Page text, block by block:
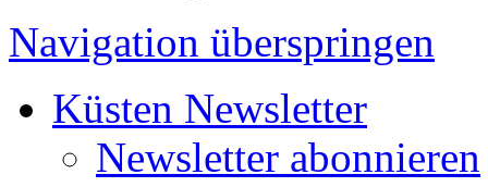
Navigation überspringen
Küsten Newsletter
Newsletter abonnieren